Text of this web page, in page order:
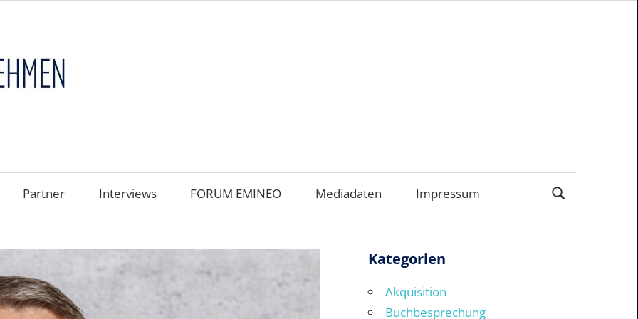
Partner Interviews FORUM EMINEO Mediadaten Impressum
Kategorien
Akquisition
Buchbesprechung